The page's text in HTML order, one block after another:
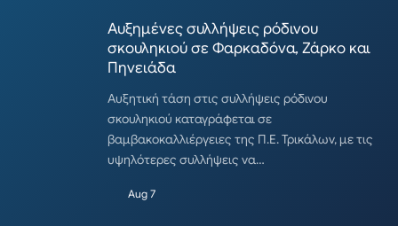
Αυξημένες συλλήψεις ρόδινου
σκουληκιού σε Φαρκαδόνα, Ζάρκο και
Πηνειάδα
Αυξητική τάση στις συλλήψεις ρόδινου
σκουληκιού καταγράφεται σε
βαμβακοκαλλιέργειες της Π.Ε. Τρικάλων, με τις
υψηλότερες συλλήψεις να…
Aug 7